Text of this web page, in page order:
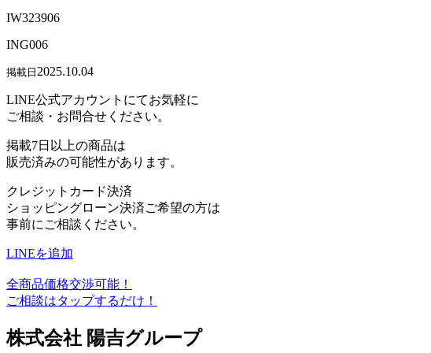
IW323906
ING006
掲載日 2025.10.04
LINE公式アカウントにてお気軽に
ご相談・お問合せください。
掲載7日以上の商品は
販売済みの可能性があります。
クレジットカード決済
ショッピングローン決済ご希望の方は
事前にご相談ください。
LINEを追加
全商品価格交渉可能！
ご相談はタップするだけ！
株式会社 陽吉グループ